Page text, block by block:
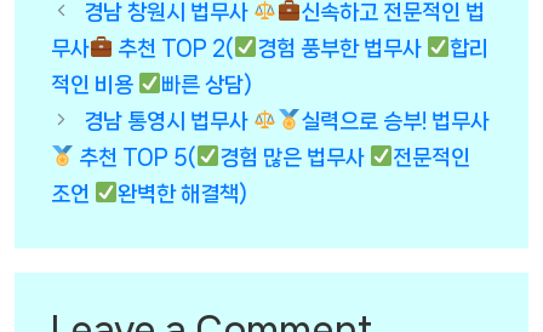
경남 창원시 법무사
신속하고 전문적인 법
무사
추천 TOP 2( 경험 풍부한 법무사
합리
적인 비용
빠른 상담)
경남 통영시 법무사
실력으로 승부! 법무사
추천 TOP 5(
경험 많은 법무사
전문적인
조언
완벽한 해결책)